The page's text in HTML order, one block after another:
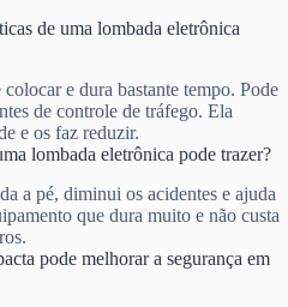
de uma lombada eletrônica
e dura bastante tempo. Pode
de controle de tráfego. Ela
e os faz reduzir.
lombada eletrônica pode trazer?
a pé, diminui os acidentes e ajuda
que dura muito e não custa
pode melhorar a segurança em